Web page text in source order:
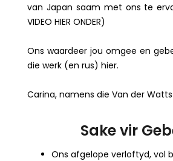
van Japan saam met ons te
VIDEO HIER ONDER)
Ons waardeer jou omgee en
die werk (en rus) hier.
Carina, namens die Van der
Sake vir
Ons afgelope verloftyd, vol